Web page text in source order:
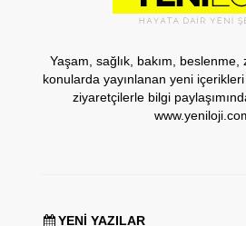
Yaşam, sağlık, bakım, beslenme,
konularda yayınlanan yeni
ziyaretçilerle bilgi
YENI YAZILAR